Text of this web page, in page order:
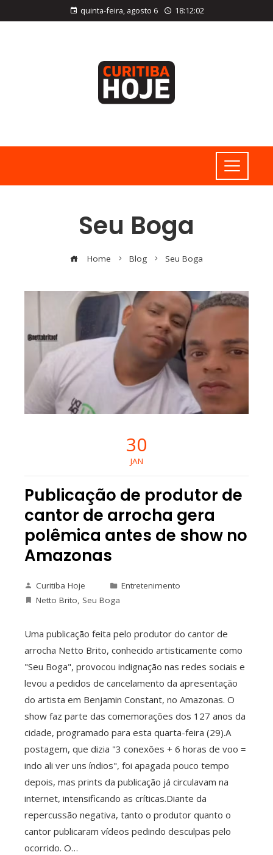
quinta-feira, agosto 6 18:12:03
Seu Boga
Home Blog Seu Boga
30
JAN
Publicação de produtor de
cantor de arrocha gera
polêmica antes de show no
Amazonas
Curitiba Hoje
Entretenimento
Netto Brito, Seu Boga
Uma publicação feita pelo produtor do cantor de
arrocha Netto Brito, conhecido artisticamente como
"Seu Boga", provocou indignação nas redes sociais e
levou a pedidos de cancelamento da apresentação
do artista em Benjamin Constant, no Amazonas. O
show faz parte das comemorações dos 127 anos da
cidade, programado para esta quarta-feira (29).A
postagem, que dizia "3 conexões + 6 horas de voo =
indo ali ver uns índios", foi apagada pouco tempo
depois, mas prints da publicação já circulavam na
internet, intensificando as críticas.Diante da
repercussão negativa, tanto o produtor quanto o
cantor publicaram vídeos pedindo desculpas pelo
ocorrido. O…